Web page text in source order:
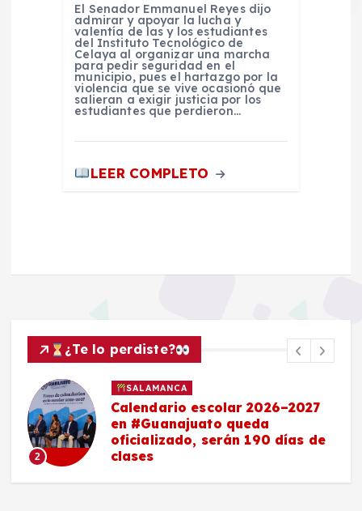
El Senador Emmanuel Reyes dijo
admirar y apoyar la lucha y
valentía de las y los estudiantes
del Instituto Tecnológico de
Celaya al organizar una marcha
para pedir seguridad en el
municipio, pues el hartazgo por la
violencia que se vive ocasionó que
salieran a exigir justicia por los
estudiantes que perdieron…
LEER COMPLETO
¿Te lo perdiste?
2
SALAMANCA
Calendario escolar 2026–2027
en #Guanajuato queda
oficializado, serán 190 días de
clases